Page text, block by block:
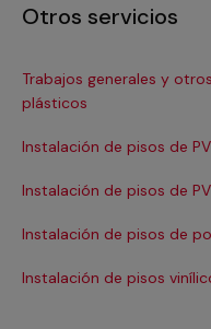
Otros servicios
Trabajos generales y
plásticos
Instalación de pisos de
Instalación de pisos de
Instalación de pisos de
Instalación de pisos